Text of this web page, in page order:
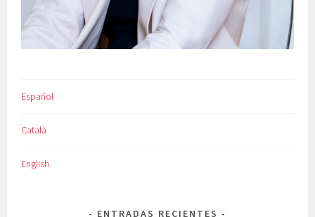
Español
Català
English
ENTRADAS RECIENTES